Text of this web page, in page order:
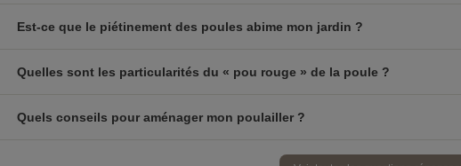
Est-ce que le piétinement des poules abime mon jardin ?
Quelles sont les particularités du « pou rouge » de la poule ?
Quels conseils pour aménager mon poulailler ?